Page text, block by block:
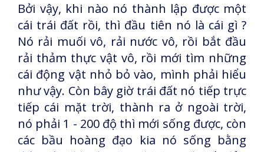
Bởi vậy, khi nào nó thành lập được một
cái trái đất rồi, thì đầu tiên nó là cái gì ?
Nó rải muối vô, rải nước vô, rồi bắt đầu
rải thảm thực vật vô, rồi mới tìm những
cái động vật nhỏ bỏ vào, mình phải hiểu
như vậy. Còn bây giờ trái đất nó tiếp trực
tiếp cái mặt trời, thành ra ở ngoài trời,
nó phải 1 - 200 độ thì mới sống được, còn
các bầu hoàng đạo kia nó sống bằng